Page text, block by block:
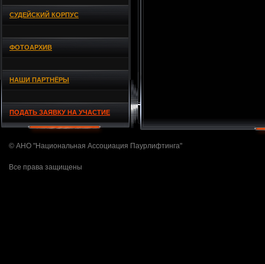
СУДЕЙСКИЙ КОРПУС
ФОТОАРХИВ
НАШИ ПАРТНЁРЫ
ПОДАТЬ ЗАЯВКУ НА УЧАСТИЕ
© АНО "Национальная Ассоциация Паурлифтинга"
Все права защищены